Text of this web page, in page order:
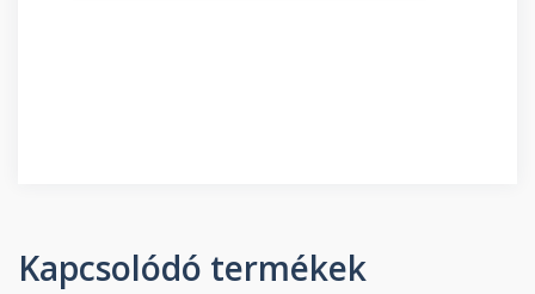
Kapcsolódó termékek